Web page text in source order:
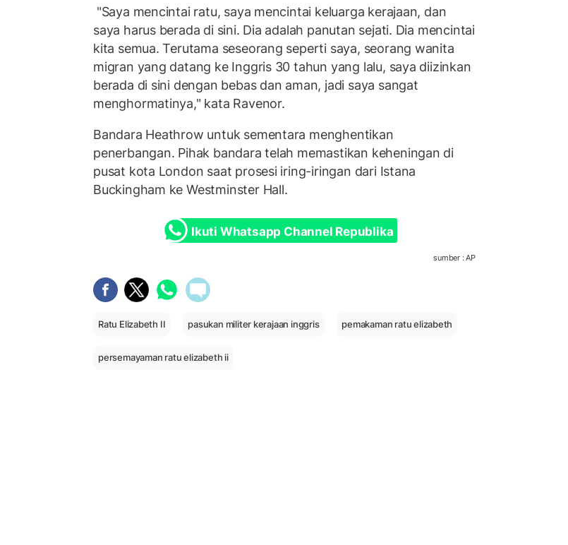
"Saya mencintai ratu, saya mencintai keluarga kerajaan, dan
saya harus berada di sini. Dia adalah panutan sejati. Dia mencintai
kita semua. Terutama seseorang seperti saya, seorang wanita
migran yang datang ke Inggris 30 tahun yang lalu, saya diizinkan
berada di sini dengan bebas dan aman, jadi saya sangat
menghormatinya," kata Ravenor.
Bandara Heathrow untuk sementara menghentikan
penerbangan. Pihak bandara telah memastikan keheningan di
pusat kota London saat prosesi iring-iringan dari Istana
Buckingham ke Westminster Hall.
Ikuti Whatsapp Channel Republika
sumber : AP
Ratu Elizabeth II pasukan militer kerajaan inggris pemakaman ratu elizabeth
persemayaman ratu elizabeth ii